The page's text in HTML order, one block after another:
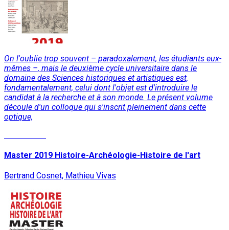
On l'oublie trop souvent – paradoxalement, les étudiants eux-
mêmes –, mais le deuxième cycle universitaire dans le
domaine des Sciences historiques et artistiques est,
fondamentalement, celui dont l'objet est d'introduire le
candidat à la recherche et à son monde. Le présent volume
découle d'un colloque qui s'inscrit pleinement dans cette
optique,
Master 2019 Histoire-Archéologie-Histoire de l'art
Bertrand Cosnet, Mathieu Vivas